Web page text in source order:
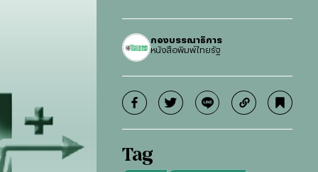
กองบรรณาธิการ
หนังสือพิมพ์ไทยรัฐ
Tag